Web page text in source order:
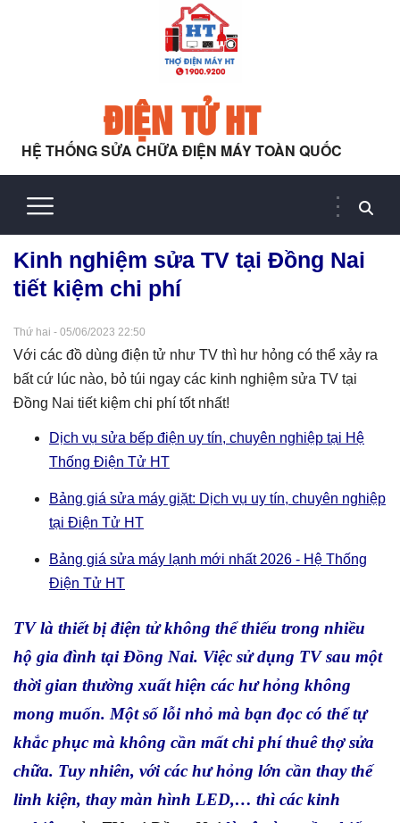
ĐIỆN TỬ HT
HỆ THỐNG SỬA CHỮA ĐIỆN MÁY TOÀN QUỐC
Kinh nghiệm sửa TV tại Đồng Nai
tiết kiệm chi phí
Thứ hai - 05/06/2023 22:50
Với các đồ dùng điện tử như TV thì hư hỏng có thể xảy ra
bất cứ lúc nào, bỏ túi ngay các kinh nghiệm sửa TV tại
Đồng Nai tiết kiệm chi phí tốt nhất!
Dịch vụ sửa bếp điện uy tín, chuyên nghiệp tại Hệ
Thống Điện Tử HT
Bảng giá sửa máy giặt: Dịch vụ uy tín, chuyên nghiệp
tại Điện Tử HT
Bảng giá sửa máy lạnh mới nhất 2026 - Hệ Thống
Điện Tử HT
TV là thiết bị điện tử không thể thiếu trong nhiều
hộ gia đình tại Đồng Nai. Việc sử dụng TV sau một
thời gian thường xuất hiện các hư hỏng không
mong muốn. Một số lỗi nhỏ mà bạn đọc có thể tự
khắc phục mà không cần mất chi phí thuê thợ sửa
chữa. Tuy nhiên, với các hư hỏng lớn cần thay thế
linh kiện, thay màn hình LED,… thì các kinh